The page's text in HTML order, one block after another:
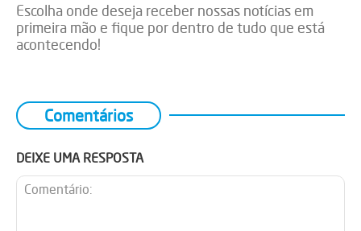
Escolha onde deseja receber nossas notícias em
primeira mão e fique por dentro de tudo que está
acontecendo!
Comentários
DEIXE UMA RESPOSTA